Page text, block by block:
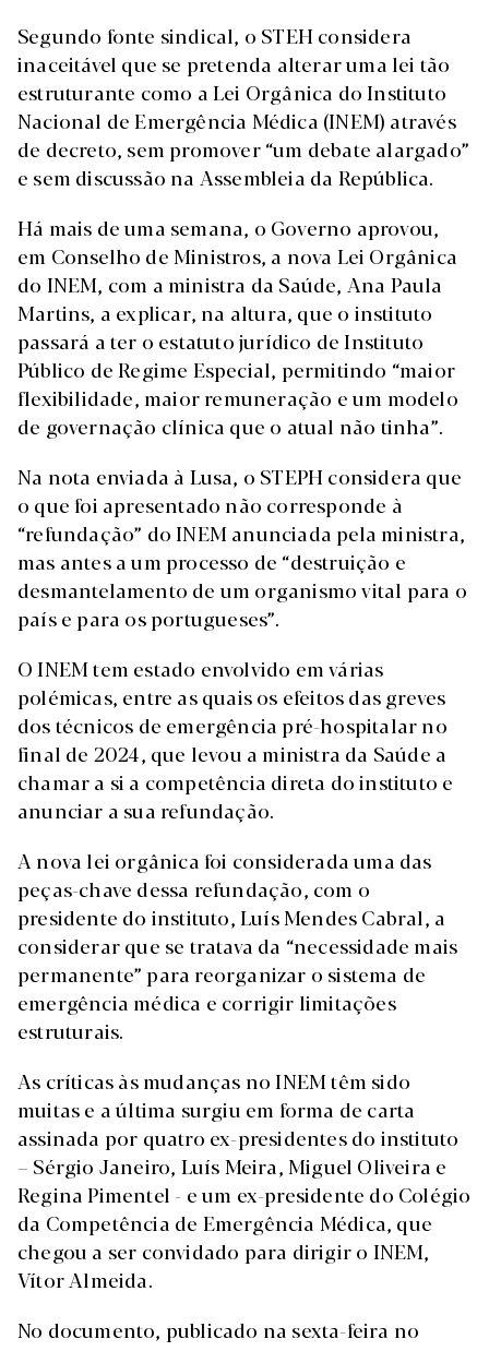
Segundo fonte sindical, o STEH considera
inaceitável que se pretenda alterar uma lei tão
estruturante como a Lei Orgânica do Instituto
Nacional de Emergência Médica (INEM) através
de decreto, sem promover “um debate alargado”
e sem discussão na Assembleia da República.
Há mais de uma semana, o Governo aprovou,
em Conselho de Ministros, a nova Lei Orgânica
do INEM, com a ministra da Saúde, Ana Paula
Martins, a explicar, na altura, que o instituto
passará a ter o estatuto jurídico de Instituto
Público de Regime Especial, permitindo “maior
flexibilidade, maior remuneração e um modelo
de governação clínica que o atual não tinha”.
Na nota enviada à Lusa, o STEPH considera que
o que foi apresentado não corresponde à
“refundação” do INEM anunciada pela ministra,
mas antes a um processo de “destruição e
desmantelamento de um organismo vital para o
país e para os portugueses”.
O INEM tem estado envolvido em várias
polémicas, entre as quais os efeitos das greves
dos técnicos de emergência pré-hospitalar no
final de 2024, que levou a ministra da Saúde a
chamar a si a competência direta do instituto e
anunciar a sua refundação.
A nova lei orgânica foi considerada uma das
peças-chave dessa refundação, com o
presidente do instituto, Luís Mendes Cabral, a
considerar que se tratava da “necessidade mais
permanente” para reorganizar o sistema de
emergência médica e corrigir limitações
estruturais.
As críticas às mudanças no INEM têm sido
muitas e a última surgiu em forma de carta
assinada por quatro ex-presidentes do instituto
– Sérgio Janeiro, Luís Meira, Miguel Oliveira e
Regina Pimentel - e um ex-presidente do Colégio
da Competência de Emergência Médica, que
chegou a ser convidado para dirigir o INEM,
Vítor Almeida.
No documento, publicado na sexta-feira no